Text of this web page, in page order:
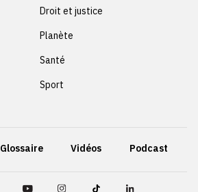
Droit et justice
Planète
Santé
Sport
Glossaire Vidéos Podcast